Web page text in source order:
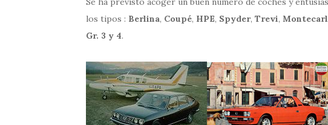
los tipos : Berlina, Coupé, HPE, Spyder, Trevi,
Gr. 3 y 4.